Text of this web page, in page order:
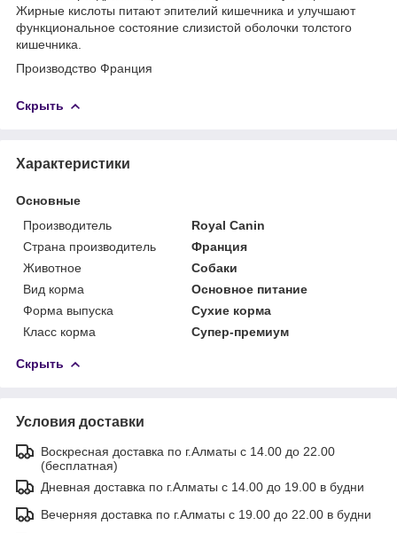
Жирные кислоты питают эпителий кишечника и улучшают
функциональное состояние слизистой оболочки толстого
кишечника.
Производство Франция
Скрыть
Характеристики
Основные
Производитель
Royal Canin
Страна производитель
Франция
Животное
Собаки
Вид корма
Основное питание
Форма выпуска
Сухие корма
Класс корма
Супер-премиум
Скрыть
Условия доставки
Воскресная доставка по г.Алматы с 14.00 до 22.00
(бесплатная)
Дневная доставка по г.Алматы с 14.00 до 19.00 в будни
Вечерняя доставка по г.Алматы с 19.00 до 22.00 в будни